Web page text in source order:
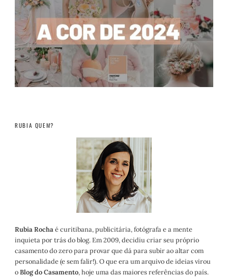
RUBIA QUEM?
Rubia Rochaé curitibana, publicitária, fotógrafa e a mente
inquieta por trás do blog. Em 2009, decidiu criar seu próprio
casamento do zero para provar que dá para subir ao altar com
personalidade (e sem falir!). O que era um arquivo de ideias virou
oBlog do Casamento, hoje uma das maiores referências do país.